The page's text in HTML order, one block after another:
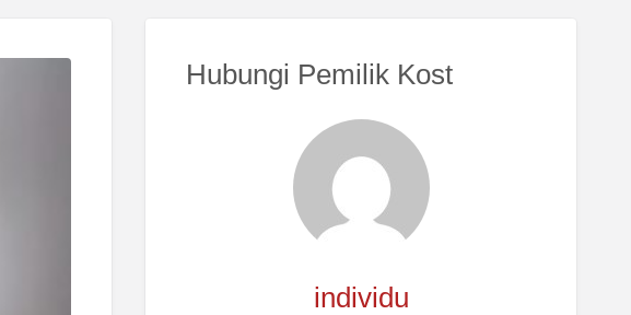
Hubungi Pemilik Kost
individu